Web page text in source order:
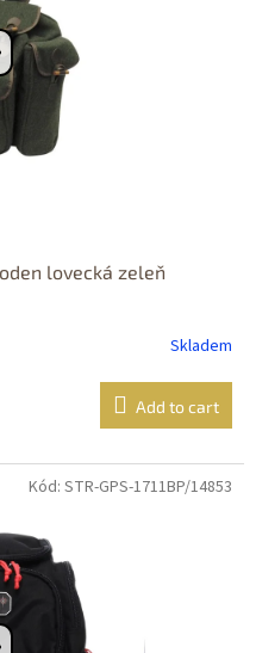
lovecká zeleň
Skladem
Add to cart
Kód: STR-GPS-1711BP/14853